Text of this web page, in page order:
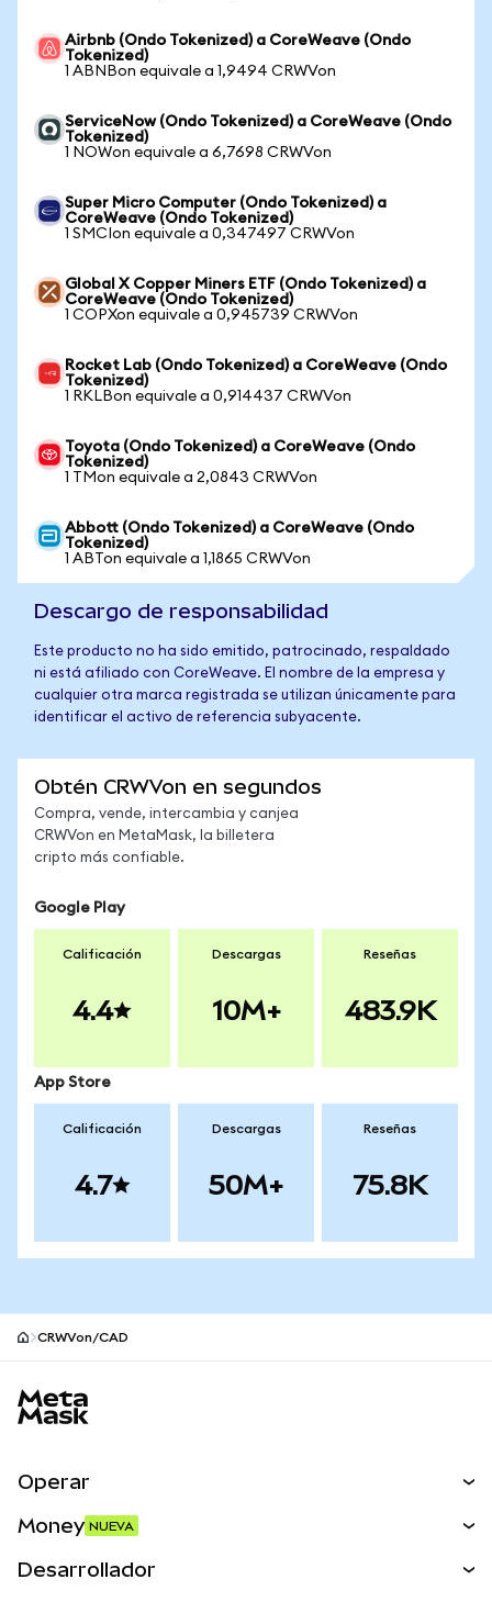
Airbnb (Ondo Tokenized) a CoreWeave (Ondo
Tokenized)
1 ABNBon equivale a 1,9494 CRWVon
ServiceNow (Ondo Tokenized) a CoreWeave (Ondo
Tokenized)
1 NOWon equivale a 6,7698 CRWVon
Super Micro Computer (Ondo Tokenized) a
CoreWeave (Ondo Tokenized)
1 SMCIon equivale a 0,347497 CRWVon
Global X Copper Miners ETF (Ondo Tokenized) a
CoreWeave (Ondo Tokenized)
1 COPXon equivale a 0,945739 CRWVon
Rocket Lab (Ondo Tokenized) a CoreWeave (Ondo
Tokenized)
1 RKLBon equivale a 0,914437 CRWVon
Toyota (Ondo Tokenized) a CoreWeave (Ondo
Tokenized)
1 TMon equivale a 2,0843 CRWVon
Abbott (Ondo Tokenized) a CoreWeave (Ondo
Tokenized)
1 ABTon equivale a 1,1865 CRWVon
Descargo de responsabilidad
Este producto no ha sido emitido, patrocinado, respaldado
ni está afiliado con CoreWeave. El nombre de la empresa y
cualquier otra marca registrada se utilizan únicamente para
identificar el activo de referencia subyacente.
Obtén CRWVon en segundos
Compra, vende, intercambia y canjea
CRWVon en MetaMask, la billetera
cripto más confiable.
Google Play
Calificación
4.4
Descargas
10M+
Reseñas
483.9K
App Store
Calificación
4.7
Descargas
50M+
Reseñas
75.8K
CRWVon/CAD
Operar
Money NUEVA
Desarrollador